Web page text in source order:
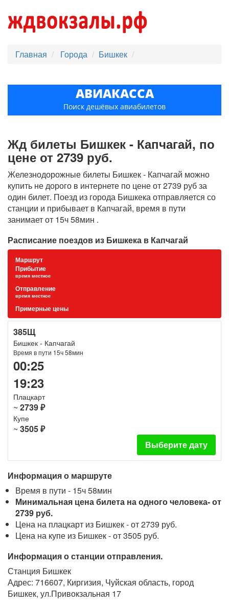
Главная Города Бишкек
АВИАКАССА
Поиск дешёвых авиабилетов
Жд билеты Бишкек - Капчагай, по
цене от 2739 руб.
Железнодорожные билеты Бишкек - Капчагай можно
купить не дорого в интернете по цене от 2739 руб за
один билет. Поезд из города Бишкека отправляется со
станции и прибывает в Капчагай, время в пути
занимает от 15ч 58мин .
Расписание поездов из Бишкека в Капчагай
Маршрут
Прибытие
время местное
Отправление
время местное
Примерные цены
385Щ
Бишкек - Капчагай
Время в пути 15ч 58мин
00:25
19:23
Плацкарт
~ 2739 ₽
Купе
~ 3505 ₽
Выберите дату
Информация о маршруте
Время в пути - 15ч 58мин
Минимальная цена билета на одного человека- от
2739 руб.
Цена на плацкарт из Бишкек - от 2739 руб.
Цена на купе из Бишкек - от 3505 руб.
Информация о станции отправления.
Станция Бишкек
Адрес: 716607, Киргизия, Чуйская область, город
Бишкек, ул.Привокзальная 17